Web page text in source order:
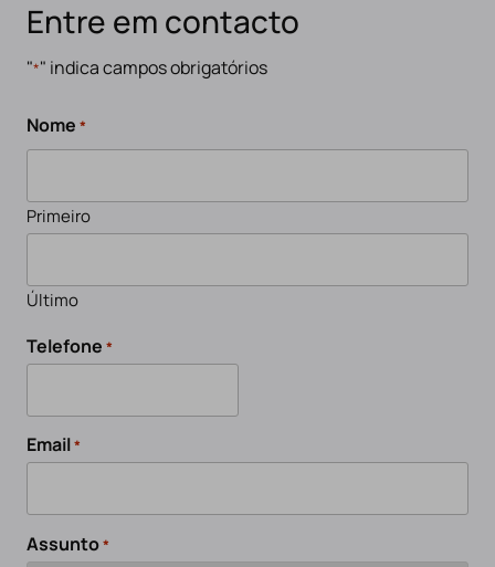
Entre em contacto
"*" indica campos obrigatórios
Nome *
Primeiro
Último
Telefone *
Email*
Assunto*